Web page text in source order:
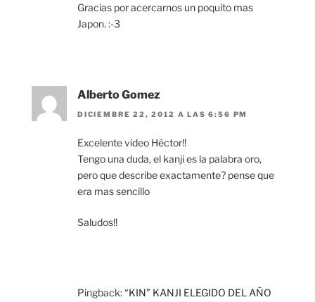
Gracias por acercarnos un poquito mas
Japon. :-3
Alberto Gomez
DICIEMBRE 22, 2012 A LAS 6:56 PM
Excelente video Héctor!!
Tengo una duda, el kanji es la palabra oro,
pero que describe exactamente? pense que
era mas sencillo
Saludos!!
Pingback:“KIN” KANJI ELEGIDO DEL AÑO